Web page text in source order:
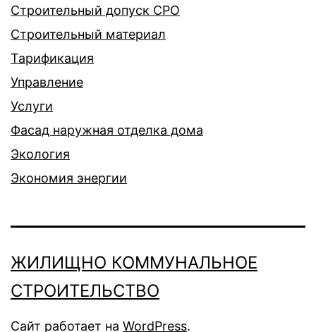
Строительный допуск СРО
Строительный материал
Тарификация
Управление
Услуги
Фасад наружная отделка дома
Экология
Экономия энергии
ЖИЛИЩНО КОММУНАЛЬНОЕ
СТРОИТЕЛЬСТВО
Сайт работает на WordPress.